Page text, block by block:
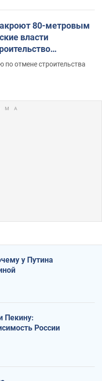
80-метровым
власти
отмене строительства
у Путина
Пекину:
России